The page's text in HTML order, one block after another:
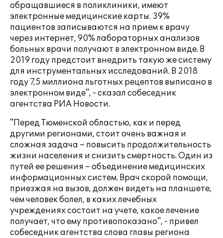
обращавшиеся в поликлиники, имеют
электронные медицинские карты. 39%
пациентов записываются на прием к врачу
через интернет, 90% лабораторных анализов
больных врачи получают в электронном виде. В
2019 году предстоит внедрить такую же систему
для инструментальных исследований. В 2018
году 7,5 миллиона льготных рецептов выписано в
электронном виде", - сказал собеседник
агентства РИА Новости.
"Перед Тюменской областью, как и перед
другими регионами, стоит очень важная и
сложная задача – повысить продолжительность
жизни населения и снизить смертность. Один из
путей ее решения – объединение медицинских
информационных систем. Врач скорой помощи,
приезжая на вызов, должен видеть на планшете,
чем человек болел, в каких лечебных
учреждениях состоит на учете, какое лечение
получает, что ему противопоказано", - привел
собеседник агентства слова главы региона